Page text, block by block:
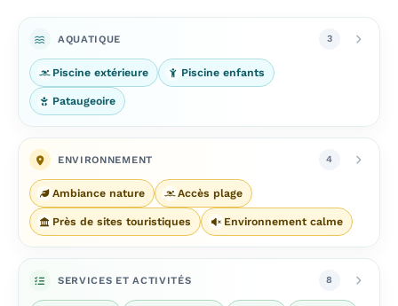
AQUATIQUE 3
Piscine extérieure Piscine enfants
Pataugeoire
ENVIRONNEMENT 4
Ambiance nature Accès plage
Près de sites touristiques Environnement calme
SERVICES ET ACTIVITÉS 8